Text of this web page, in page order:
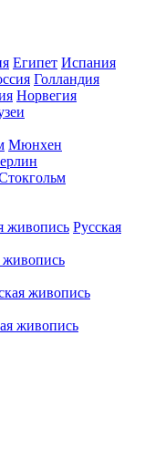
Египет Испания
Голландия
Норвегия
Мюнхен
живопись Русская
живопись
живопись
живопись